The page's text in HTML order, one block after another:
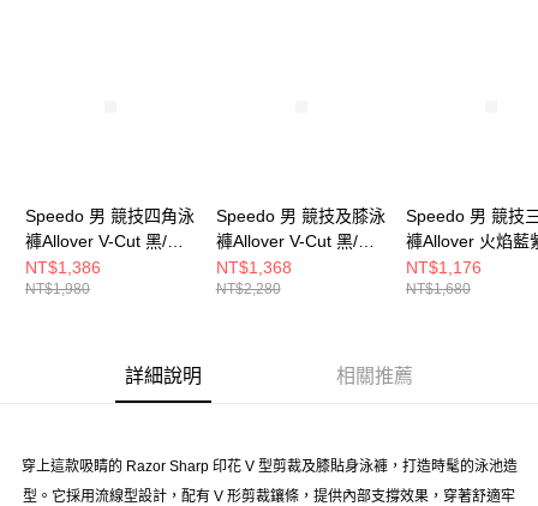
Speedo 男 競技四角泳
褲Allover V-Cut 黑/火
焰藍紫
NT$1,386
NT$1,980
Speedo 男 競技及膝泳
褲Allover V-Cut 黑/鈷
藍
NT$1,368
NT$2,280
Speedo 男 競技
褲Allover 火焰藍
NT$1,176
NT$1,680
詳細說明 相關推薦
穿上這款吸睛的 Razor Sharp 印花 V 型剪裁及膝貼身泳褲，打造時髦的泳池造
型。它採用流線型設計，配有 V 形剪裁鑲條，提供內部支撐效果，穿著舒適牢